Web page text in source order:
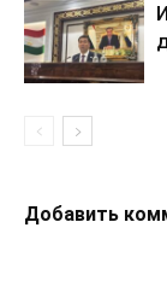
Добавить